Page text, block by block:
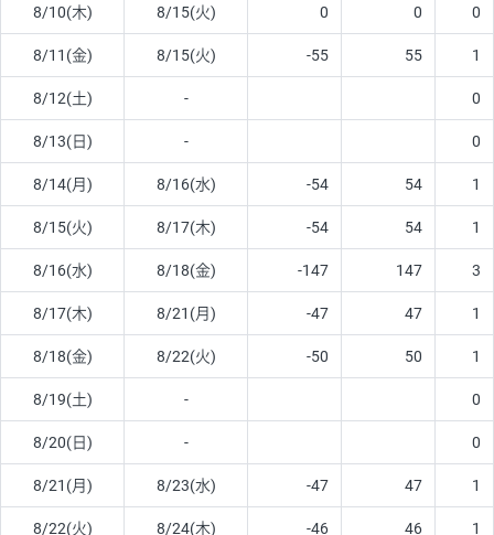
8/10(木) 8/15(火) 0 0 0
8/11(金) 8/15(火) -55 55 1
8/12(土) - 0
8/13(日) - 0
8/14(月) 8/16(水) -54 54 1
8/15(火) 8/17(木) -54 54 1
8/16(水) 8/18(金) -147 147 3
8/17(木) 8/21(月) -47 47 1
8/18(金) 8/22(火) -50 50 1
8/19(土) - 0
8/20(日) - 0
8/21(月) 8/23(水) -47 47 1
8/22(火) 8/24(木) -46 46 1